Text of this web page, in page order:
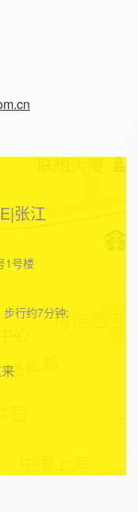
张江
1号楼
行约7分钟;